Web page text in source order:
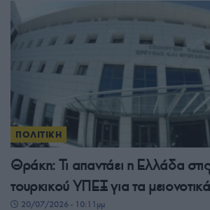
ΠΟΛΙΤΙΚΗ
Θράκη: Τι απαντάει η Ελλάδα στις
τουρκικού ΥΠΕΞ για τα
20/07/2026 - 10:11μμ